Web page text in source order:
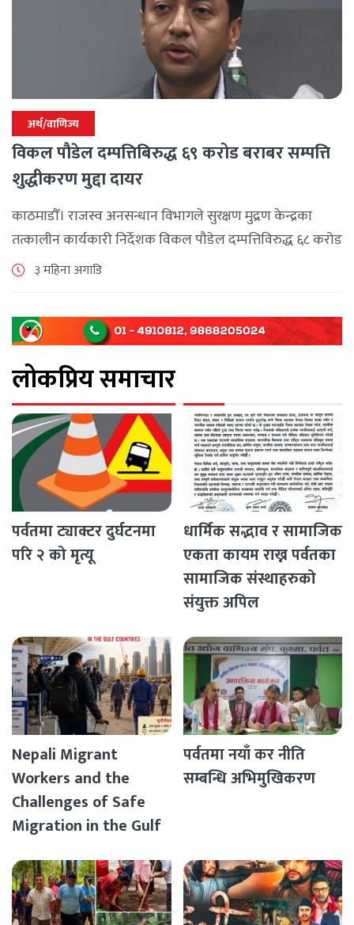
अर्थ/वाणिज्य
विकल पौडेल दम्पत्तिबिरुद्ध ६९ करोड बराबर सम्पत्ति
शुद्धीकरण मुद्दा दायर
काठमाडौँ। राजस्व अनसन्धान विभागले सुरक्षण मुद्रण केन्द्रका
तत्कालीन कार्यकारी निर्देशक विकल पौडेल दम्पत्तिविरुद्ध ६८ करोड
९४ लाख ६५ हजार रुपैयाँ बराबर बिगो दाबी गर्दै सम्पत्ति शुद्धीकरण
३ महिना अगाडि
लोकप्रिय समाचार
पर्वतमा ट्याक्टर दुर्घटनमा
परि २ को मृत्यू
धार्मिक सद्भाव र सामाजिक
एकता कायम राख्न पर्वतका
सामाजिक संस्थाहरुको
संयुक्त अपिल
Nepali Migrant
Workers and the
Challenges of Safe
Migration in the Gulf
पर्वतमा नयाँ कर नीति
सम्बन्धि अभिमुखिकरण